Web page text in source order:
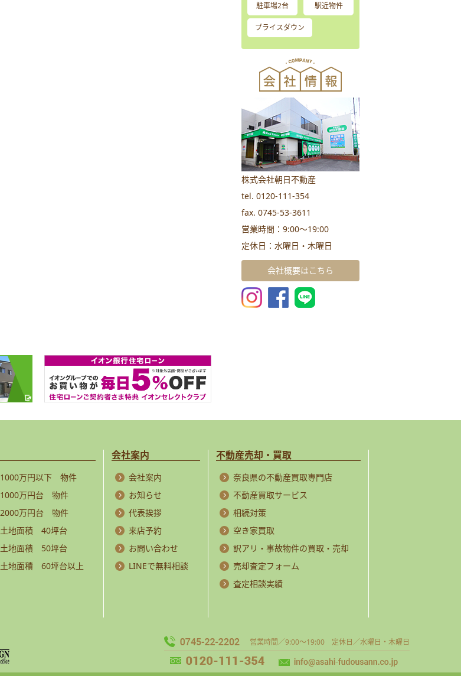
駐車場2台 駅近物件
プライスダウン
株式会社朝日不動産
tel. 0120-111-354
fax. 0745-53-3611
営業時間：9:00～19:00
定休日：水曜日・木曜日
会社概要はこちら
1000万円以下 物件
1000万円台 物件
2000万円台 物件
土地面積 40坪台
土地面積 50坪台
土地面積 60坪台以上
会社案内
会社案内
お知らせ
代表挨拶
来店予約
お問い合わせ
LINEで無料相談
不動産売却・買取
奈良県の不動産買取専門店
不動産買取サービス
相続対策
空き家買取
訳アリ・事故物件の買取・売却
売却査定フォーム
査定相談実績
営業時間／9:00～19:00 定休日／水曜日・木曜日